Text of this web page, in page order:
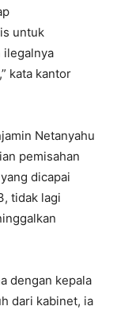
untuk
ilegalnya
kata kantor
Netanyahu
pemisahan
dicapai
tidak lagi
dengan kepala
dari kabinet, ia